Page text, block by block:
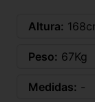
Altura:
Peso: 67Kg
Medidas: -